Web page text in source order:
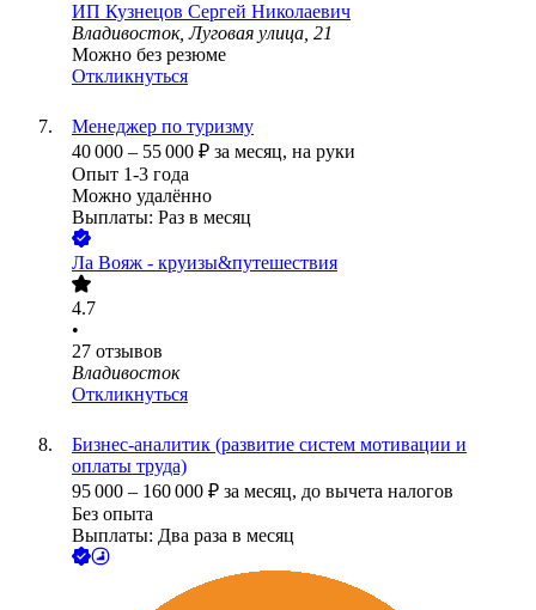
ИП Кузнецов Сергей Николаевич
Владивосток, Луговая улица, 21
Можно без резюме
Откликнуться
Менеджер по туризму
40 000 – 55 000 ₽ за месяц, на руки
Опыт 1-3 года
Можно удалённо
Выплаты: Раз в месяц
Ла Вояж - круизы&путешествия
4.7
•
27 отзывов
Владивосток
Откликнуться
Бизнес-аналитик (развитие систем мотивации и
оплаты труда)
95 000 – 160 000 ₽ за месяц, до вычета налогов
Без опыта
Выплаты: Два раза в месяц